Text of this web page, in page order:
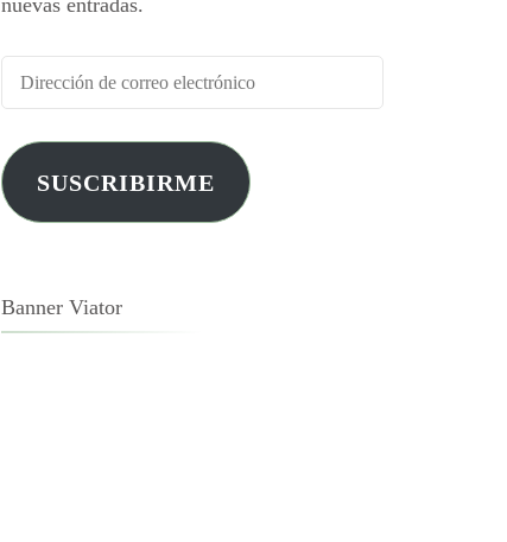
nuevas entradas.
SUSCRIBIRME
Banner Viator